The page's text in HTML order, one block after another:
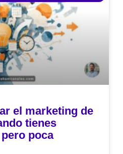
el marketing de
tienes
poca